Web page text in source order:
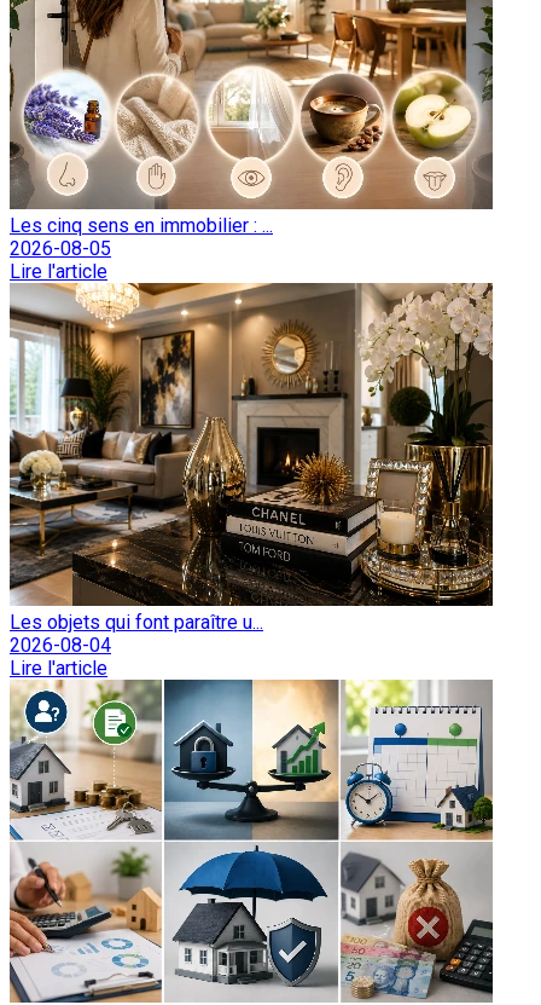
Les cinq sens en immobilier : ...
2026-08-05
Lire l'article
Les objets qui font paraître u...
2026-08-04
Lire l'article